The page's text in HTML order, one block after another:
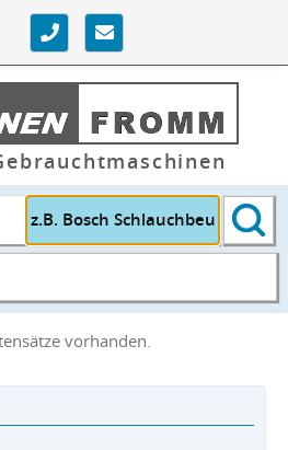
vorhanden.